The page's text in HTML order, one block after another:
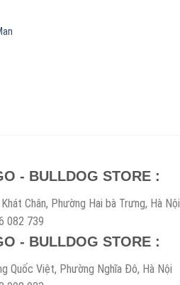
- BULLDOG STORE :
Chân, Phường Hai bà Trưng, Hà Nội
082 739
- BULLDOG STORE :
Quốc Việt, Phường Nghĩa Đô, Hà Nội